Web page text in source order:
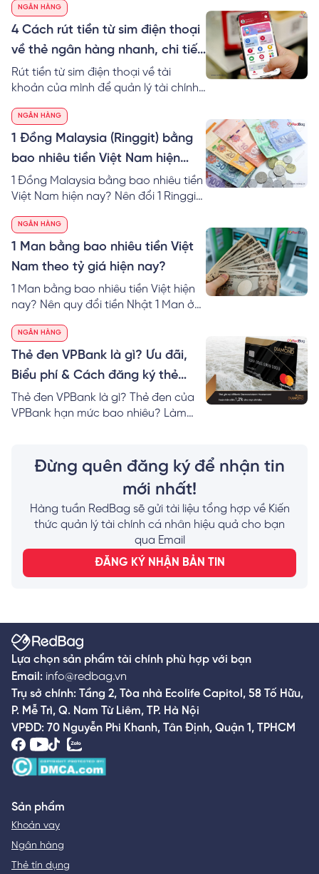
dụng tiền linh hoạt vào nhiều công
việc khác nhau nhanh chóng hơn.
Tìm hiểu ngay cách rút tiền từ sim
điện thoại về MoMo an toàn nhé!
NGÂN HÀNG
4 Cách rút tiền từ sim điện thoại
về thẻ ngân hàng nhanh, chi tiết
nhất
Rút tiền từ sim điện thoại về tài
khoản của mình để quản lý tài chính
RedBag khám phá ngay cách rút
tiền từ tài khoản thoại về thẻ ngân
hàng chi tiết.
NGÂN HÀNG
1 Đồng Malaysia (Ringgit) bằng
bao nhiêu tiền Việt Nam hiện
nay?
1 Đồng Malaysia bằng bao nhiêu tiền
Việt Nam hiện nay? Nên đổi 1 Ringgit
Malaysia bằng bao nhiêu tiền Việt tại
40 ngân hàng.
NGÂN HÀNG
1 Man bằng bao nhiêu tiền Việt
Nam theo tỷ giá hiện nay?
1 Man bằng bao nhiêu tiền Việt hiện
nay? Nên quy đổi tiền Nhật 1 Man ở
nơi đổi 1 Man VND hôm nay giá tốt
nhất!
NGÂN HÀNG
Thẻ đen VPBank là gì? Ưu đãi,
Biểu phí & Cách đăng ký thẻ
Online
Thẻ đen VPBank là gì? Thẻ đen của
VPBank hạn mức bao nhiêu? Làm
đen của VPBank nhanh nhất!
Đừng quên đăng ký để nhận tin
mới nhất!
Hàng tuần RedBag sẽ gửi tài liệu tổng hợp về Kiến
thức quản lý tài chính cá nhân hiệu quả cho bạn
qua Email
ĐĂNG KÝ NHẬN BẢN TIN
Lựa chọn sản phẩm tài chính phù hợp với bạn
Email: info@redbag.vn
Trụ sở chính: Tầng 2, Tòa nhà Ecolife Capitol, 58 Tố Hữu,
P. Mễ Trì, Q. Nam Từ Liêm, TP. Hà Nội
VPĐD: 70 Nguyễn Phi Khanh, Tân Định, Quận 1, TPHCM
Sản phẩm
Khoản vay
Ngân hàng
Thẻ tín dụng